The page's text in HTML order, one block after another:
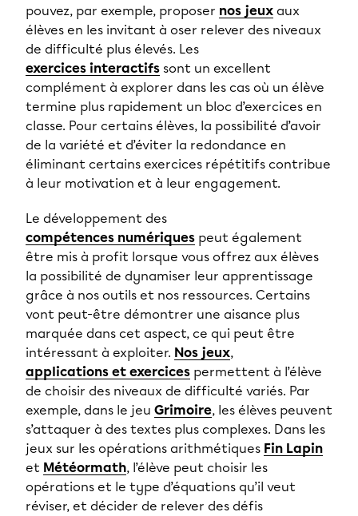
pouvez, par exemple, proposer nos jeux aux
élèves en les invitant à oser relever des niveaux
de difficulté plus élevés. Les
exercices interactifs sont un excellent
complément à explorer dans les cas où un élève
termine plus rapidement un bloc d’exercices en
classe. Pour certains élèves, la possibilité d’avoir
de la variété et d’éviter la redondance en
éliminant certains exercices répétitifs contribue
à leur motivation et à leur engagement.
Le développement des
compétences numériques peut également
être mis à profit lorsque vous offrez aux élèves
la possibilité de dynamiser leur apprentissage
grâce à nos outils et nos ressources. Certains
vont peut-être démontrer une aisance plus
marquée dans cet aspect, ce qui peut être
intéressant à exploiter. Nos jeux,
applications et exercices permettent à l’élève
de choisir des niveaux de difficulté variés. Par
exemple, dans le jeu Grimoire, les élèves peuvent
s’attaquer à des textes plus complexes. Dans les
jeux sur les opérations arithmétiques Fin Lapin
et Météormath, l’élève peut choisir les
opérations et le type d’équations qu’il veut
réviser, et décider de relever des défis